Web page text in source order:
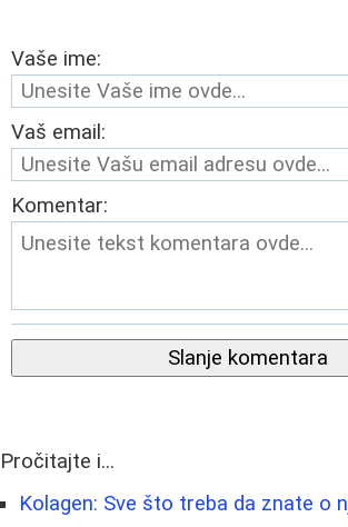
Vaše ime:
Vaš email:
Komentar:
Slanje komentara
Pročitajte i...
Kolagen: Sve što treba da znate o